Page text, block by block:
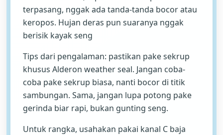
terpasang, nggak ada tanda-tanda bocor atau
keropos. Hujan deras pun suaranya nggak
berisik kayak seng
Tips dari pengalaman: pastikan pake sekrup
khusus Alderon weather seal. Jangan coba-
coba pake sekrup biasa, nanti bocor di titik
sambungan. Sama, jangan lupa potong pake
gerinda biar rapi, bukan gunting seng.
Untuk rangka, usahakan pakai kanal C baja